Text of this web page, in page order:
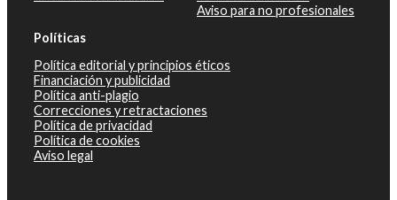
Aviso para no profesionales
Políticas
Política editorial y principios éticos
Financiación y publicidad
Política anti-plagio
Correcciones y retractaciones
Política de privacidad
Política de cookies
Aviso legal